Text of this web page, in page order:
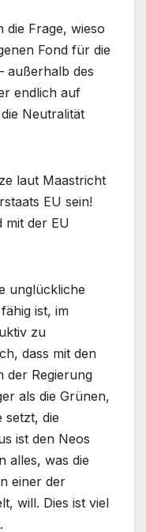
die Frage, wieso
Fond für die
außerhalb des
endlich auf
Neutralität
laut Maastricht
EU sein!
mit der EU
unglückliche
ist, im
zu
dass mit den
der Regierung
als die Grünen,
setzt, die
ist den Neos
alles, was die
einer der
will. Dies ist viel